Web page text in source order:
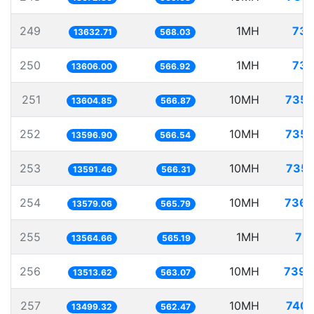
249 13632.71 568.03 1MH
250 13606.00 566.92 1MH
251 13604.85 566.87 10MH
252 13596.90 566.54 10MH
253 13591.46 566.31 10MH
254 13579.06 565.79 10MH
255 13564.66 565.19 1MH
256 13513.62 563.07 10MH
257 13499.32 562.47 10MH